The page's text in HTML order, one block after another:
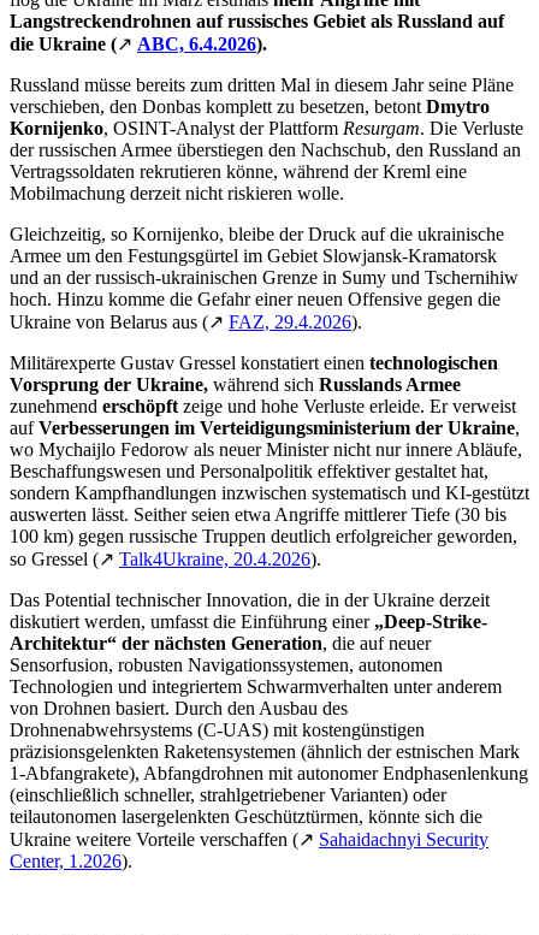
Langstreckendrohnen auf russisches Gebiet als Russland auf
die Ukraine (↗ ABC, 6.4.2026).
Russland müsse bereits zum dritten Mal in diesem Jahr seine Pläne
verschieben, den Donbas komplett zu besetzen, betont Dmytro
Kornijenko, OSINT-Analyst der Plattform Resurgam. Die Verluste
der russischen Armee überstiegen den Nachschub, den Russland an
Vertragssoldaten rekrutieren könne, während der Kreml eine
Mobilmachung derzeit nicht riskieren wolle.
Gleichzeitig, so Kornijenko, bleibe der Druck auf die ukrainische
Armee um den Festungsgürtel im Gebiet Slowjansk-Kramatorsk
und an der russisch-ukrainischen Grenze in Sumy und Tschernihiw
hoch. Hinzu komme die Gefahr einer neuen Offensive gegen die
Ukraine von Belarus aus (↗ FAZ, 29.4.2026).
Militärexperte Gustav Gressel konstatiert einen technologischen
Vorsprung der Ukraine, während sich Russlands Armee
zunehmend erschöpft zeige und hohe Verluste erleide. Er verweist
aufVerbesserungen im Verteidigungsministerium der Ukraine,
wo Mychaijlo Fedorow als neuer Minister nicht nur innere Abläufe,
Beschaffungswesen und Personalpolitik effektiver gestaltet hat,
sondern Kampfhandlungen inzwischen systematisch und KI-gestützt
auswerten lässt. Seither seien etwa Angriffe mittlerer Tiefe (30 bis
100 km) gegen russische Truppen deutlich erfolgreicher geworden,
so Gressel (↗ Talk4Ukraine, 20.4.2026).
Das Potential technischer Innovation, die in der Ukraine derzeit
diskutiert werden, umfasst die Einführung einer „Deep-Strike-
Architektur“ der nächsten Generation, die auf neuer
Sensorfusion, robusten Navigationssystemen, autonomen
Technologien und integriertem Schwarmverhalten unter anderem
von Drohnen basiert. Durch den Ausbau des
Drohnenabwehrsystems (C-UAS) mit kostengünstigen
präzisionsgelenkten Raketensystemen (ähnlich der estnischen Mark
1-Abfangrakete), Abfangdrohnen mit autonomer Endphasenlenkung
(einschließlich schneller, strahlgetriebener Varianten) oder
teilautonomen lasergelenkten Geschütztürmen, könnte sich die
Ukraine weitere Vorteile verschaffen (↗ Sahaidachnyi Security
Center, 1.2026).